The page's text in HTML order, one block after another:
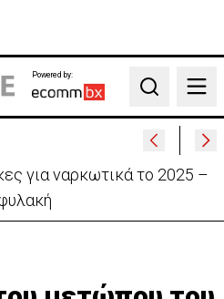
Powered by:
Search
την «Corner» o
αναμνήσεις»